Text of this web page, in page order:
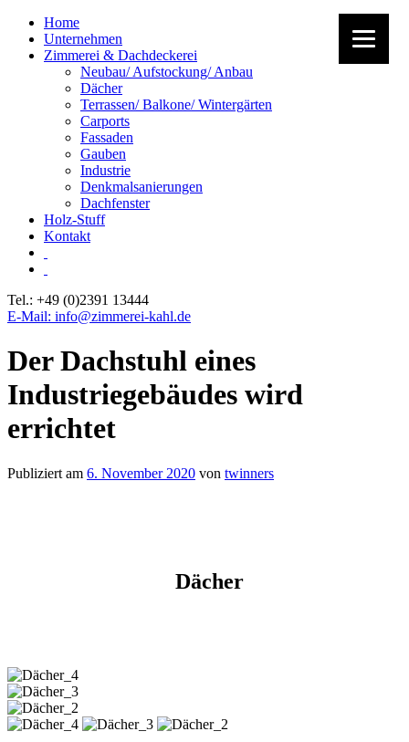
Home
Unternehmen
Zimmerei & Dachdeckerei
Neubau/ Aufstockung/ Anbau
Dächer
Terrassen/ Balkone/ Wintergärten
Carports
Fassaden
Gauben
Industrie
Denkmalsanierungen
Dachfenster
Holz-Stuff
Kontakt
Tel.: +49 (0)2391 13444
E-Mail: info@zimmerei-kahl.de
Der Dachstuhl eines
Industriegebäudes wird
errichtet
Publiziert am 6. November 2020 von twinners
Dächer